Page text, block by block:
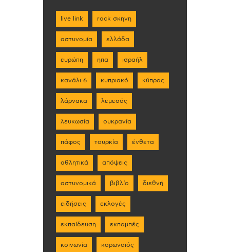
live link rock σκηνη
αστυνομία ελλάδα
ευρώπη ηπα ισραήλ
κανάλι 6 κυπριακό κύπρος
λάρνακα λεμεσός
λευκωσία ουκρανία
πάφος τουρκία ένθετα
αθλητικά απόψεις
αστυνομικά βιβλίο διεθνή
ειδήσεις εκλογές
εκπαίδευση εκπομπές
κοινωνία κορωνοϊός